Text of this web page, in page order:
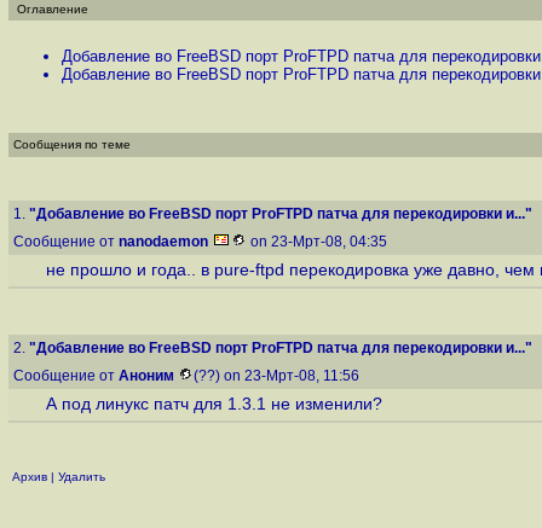
Оглавление
Добавление во FreeBSD порт ProFTPD патча для
Добавление во FreeBSD порт ProFTPD патча для
Сообщения по теме
1. "Добавление во FreeBSD порт ProFTPD патча для перекодировки и..."
Сообщение от nanodaemon on 23-Мрт-08, 04:35
не прошло и года.. в pure-ftpd перекодировка уже давно, чем
2. "Добавление во FreeBSD порт ProFTPD патча для перекодировки и..."
Сообщение от Аноним (??) on 23-Мрт-08, 11:56
А под линукс патч для 1.3.1 не изменили?
Архив | Удалить